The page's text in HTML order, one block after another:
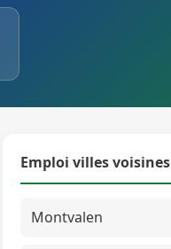
Emploi villes voisines
Montvalen